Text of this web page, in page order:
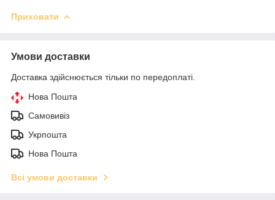
Приховати
Умови доставки
Доставка здійснюється тільки по передоплаті.
Нова Пошта
Самовивіз
Укрпошта
Нова Пошта
Всі умови доставки